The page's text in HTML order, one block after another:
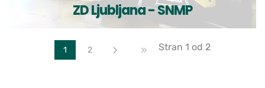
ZD Ljubljana - SNMP
1 2 Naprej Konec
Stran 1 od 2